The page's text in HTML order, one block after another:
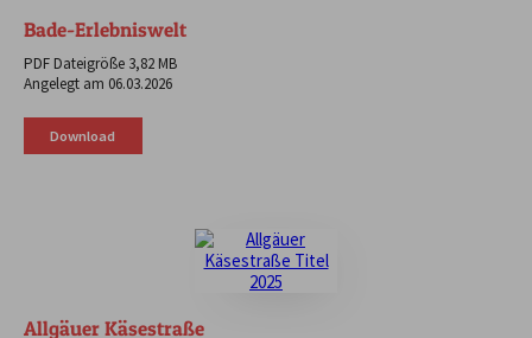
Bade-Erlebniswelt
PDF Dateigröße 3,82 MB
Angelegt am 06.03.2026
Download
Allgäuer Käsestraße